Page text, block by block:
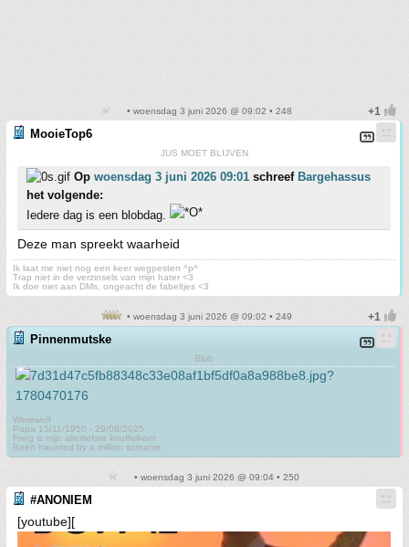
• woensdag 3 juni 2026 @ 09:02 • 248
MooieTop6
JUS MOET BLIJVEN
Op woensdag 3 juni 2026 09:01 schreef Bargehassus
het volgende:
Iedere dag is een blobdag.
Deze man spreekt waarheid
Ik laat me niet nog een keer wegpesten ^p^
Trap niet in de verzinsels van mijn hater <3
Ik doe niet aan DMs, ongeacht de fabeltjes <3
• woensdag 3 juni 2026 @ 09:02 • 249
Pinnenmutske
Blub
Werewolf
Papa 15/11/1950 - 29/08/2025
Fring is mijn allerliefste knuffelkont
Been haunted by a million screams
• woensdag 3 juni 2026 @ 09:04 • 250
#ANONIEM
[youtube][